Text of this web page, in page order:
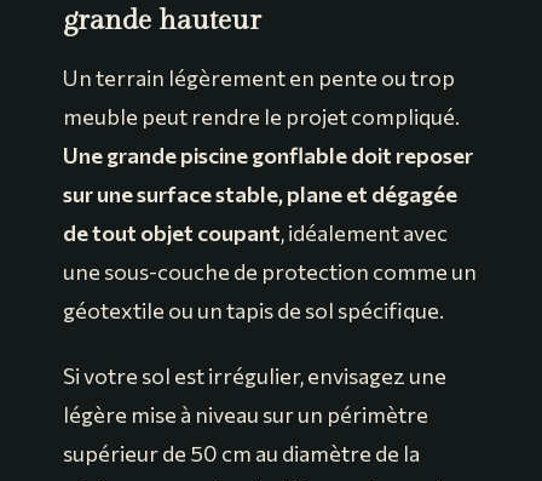
grande hauteur
Un terrain légèrement en pente ou trop
meuble peut rendre le projet compliqué.
Une grande piscine gonflable doit reposer
sur une surface stable, plane et dégagée
de tout objet coupant, idéalement avec
une sous-couche de protection comme un
géotextile ou un tapis de sol spécifique.
Si votre sol est irrégulier, envisagez une
légère mise à niveau sur un périmètre
supérieur de 50 cm au diamètre de la